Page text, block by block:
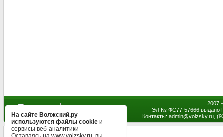
2007
ЭЛ № ФС77-57666 выдано
Контакты: admin@volzsky.ru,
На сайте Волжский.ру
используются файлы cookie и
сервисы веб-аналитики
Оставаясь на www.volzsky.ru, вы